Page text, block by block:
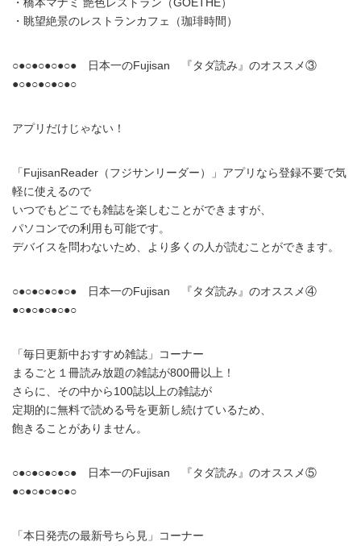
・橋本マナミ 艶色レストラン（GOETHE）
・眺望絶景のレストランカフェ（珈琲時間）
○●○●○●○●○● 日本一のFujisan 『タダ読み』のオススメ③
●○●○●○●○●○
アプリだけじゃない！
「FujisanReader（フジサンリーダー）」アプリなら登録不要で気
軽に使えるので
いつでもどこでも雑誌を楽しむことができますが、
パソコンでの利用も可能です。
デバイスを問わないため、より多くの人が読むことができます。
○●○●○●○●○● 日本一のFujisan 『タダ読み』のオススメ④
●○●○●○●○●○
「毎日更新中おすすめ雑誌」コーナー
まるごと１冊読み放題の雑誌が800冊以上！
さらに、その中から100誌以上の雑誌が
定期的に無料で読める号を更新し続けているため、
飽きることがありません。
○●○●○●○●○● 日本一のFujisan 『タダ読み』のオススメ⑤
●○●○●○●○●○
「本日発売の最新号ちら見」コーナー